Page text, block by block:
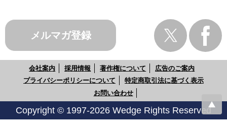
メルマガ登録
会社案内 採用情報 著作権について
広告のご案内
プライバシーポリシーについて
特定商取引法に基づく表示
お問い合わせ
Copyright © 1997-2026 Wedge Rights Reserved